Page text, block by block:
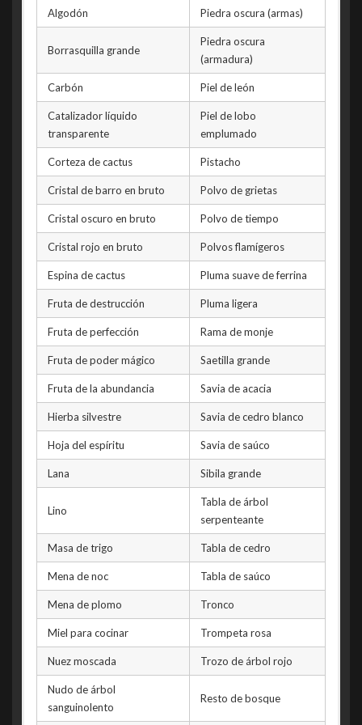
Baremi Serapu
Mariveno
Luviano
Ajir
Weita
Paratama
Ephede Rune Rishao
Kanvera
Arakil
Beiruwa
Tinberra
Ostra
Taramura
Lerao
Portanen
Shasha
Delinghart
Pilava
Rosevan Sicario
Sokota Sherahi
Algodón Piedra oscura (armas)
Borrasquilla grande
Piedra oscura
(armadura)
Carbón Piel de león
Catalizador líquido
transparente
Piel de lobo
emplumado
Corteza de cactus Pistacho
Cristal de barro en bruto Polvo de grietas
Cristal oscuro en bruto Polvo de tiempo
Cristal rojo en bruto Polvos flamígeros
Espina de cactus Pluma suave de ferrina
Fruta de destrucción Pluma ligera
Fruta de perfección Rama de monje
Fruta de poder mágico Saetilla grande
Fruta de la abundancia Savia de acacia
Hierba silvestre Savia de cedro blanco
Hoja del espíritu Savia de saúco
Lana Sibila grande
Lino
Tabla de árbol
serpenteante
Masa de trigo Tabla de cedro
Mena de noc Tabla de saúco
Mena de plomo Tronco
Miel para cocinar Trompeta rosa
Nuez moscada Trozo de árbol rojo
Nudo de árbol
sanguinolento
Resto de bosque